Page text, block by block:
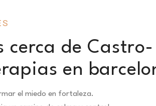
de Castro-
en
el miedo en fortaleza.